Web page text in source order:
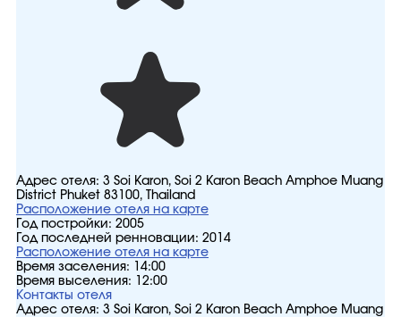
Адрес отеля: 3 Soi Karon, Soi 2 Karon Beach Amphoe Muang
District Phuket 83100, Thailand
Расположение отеля на карте
Год постройки: 2005
Год последней ренновации: 2014
Расположение отеля на карте
Время заселения:
14:00
Время выселения:
12:00
Контакты отеля
Адрес отеля: 3 Soi Karon, Soi 2 Karon Beach Amphoe Muang